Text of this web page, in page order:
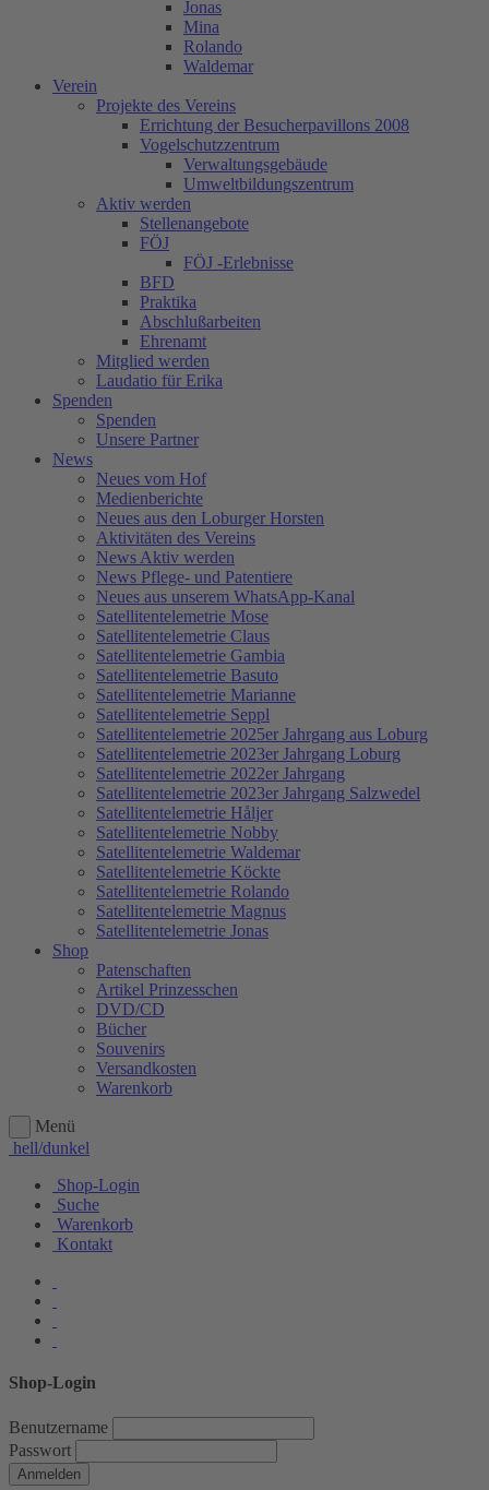
Jonas
Mina
Rolando
Waldemar
Verein
Projekte des Vereins
Errichtung der Besucherpavillons 2008
Vogelschutzzentrum
Verwaltungsgebäude
Umweltbildungszentrum
Aktiv werden
Stellenangebote
FÖJ
FÖJ -Erlebnisse
BFD
Praktika
Abschlußarbeiten
Ehrenamt
Mitglied werden
Laudatio für Erika
Spenden
Spenden
Unsere Partner
News
Neues vom Hof
Medienberichte
Neues aus den Loburger Horsten
Aktivitäten des Vereins
News Aktiv werden
News Pflege- und Patentiere
Neues aus unserem WhatsApp-Kanal
Satellitentelemetrie Mose
Satellitentelemetrie Claus
Satellitentelemetrie Gambia
Satellitentelemetrie Basuto
Satellitentelemetrie Marianne
Satellitentelemetrie Seppl
Satellitentelemetrie 2025er Jahrgang aus Loburg
Satellitentelemetrie 2023er Jahrgang Loburg
Satellitentelemetrie 2022er Jahrgang
Satellitentelemetrie 2023er Jahrgang Salzwedel
Satellitentelemetrie Håljer
Satellitentelemetrie Nobby
Satellitentelemetrie Waldemar
Satellitentelemetrie Köckte
Satellitentelemetrie Rolando
Satellitentelemetrie Magnus
Satellitentelemetrie Jonas
Shop
Patenschaften
Artikel Prinzesschen
DVD/CD
Bücher
Souvenirs
Versandkosten
Warenkorb
Menü
hell/dunkel
Shop-Login
Suche
Warenkorb
Kontakt
Shop-Login
Benutzername
Passwort
Anmelden